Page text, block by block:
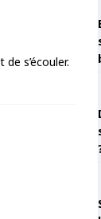
s’écouler.